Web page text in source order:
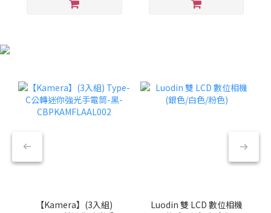
【Kamera】(3入組)
Luodin 雙 LCD 數位相機